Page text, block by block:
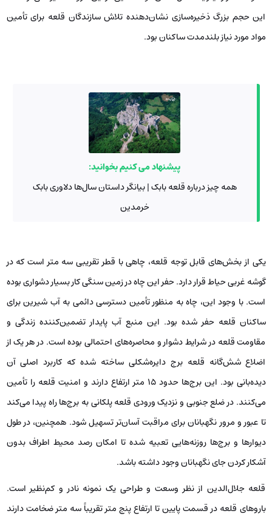
این حجم بزرگ ذخیره‌سازی نشان‌دهنده تلاش سازندگان قلعه برای تأمین
مواد مورد نیاز بلندمدت ساکنان بود.
پیشنهاد می کنیم بخوانید:
همه چیز درباره قلعه بابک | بیانگر داستان سال‌ها دلاوری بابک
خرمدین
یکی از بخش‌های قابل توجه قلعه، چاهی با قطر تقریبی سه متر است که در
گوشه غربی حیاط قرار دارد. حفر این چاه در زمین سنگی کار بسیار دشواری بوده
است. با وجود این، چاه به منظور تأمین دسترسی دائمی به آب شیرین برای
ساکنان قلعه حفر شده بود. این منبع آب پایدار تضمین‌کننده زندگی و
مقاومت قلعه در شرایط دشوار و محاصره‌های احتمالی بوده است. در هر یک از
اضلاع شش‌گانه قلعه برج دایره‌شکلی ساخته شده که کاربرد اصلی آن
دیده‌بانی بود. این برج‌ها حدود ۱۵ متر ارتفاع دارند و امنیت قلعه را تأمین
می‌کنند. در ضلع جنوبی و نزدیک ورودی قلعه پلکانی به برج‌ها راه پیدا می‌کند
تا عبور و مرور نگهبانان برای مراقبت آسان‌تر تسهیل شود. همچنین، در طول
دیوارها و برج‌ها روزنه‌هایی تعبیه شده تا امکان رصد محیط اطراف بدون
آشکار کردن جای نگهبانان وجود داشته باشد.
قلعه جلال‌الدین از نظر وسعت و طراحی یک نمونه نادر و کم‌نظیر است.
باروهای قلعه در قسمت پایین تا ارتفاع پنج متر تقریباً سه متر ضخامت دارند